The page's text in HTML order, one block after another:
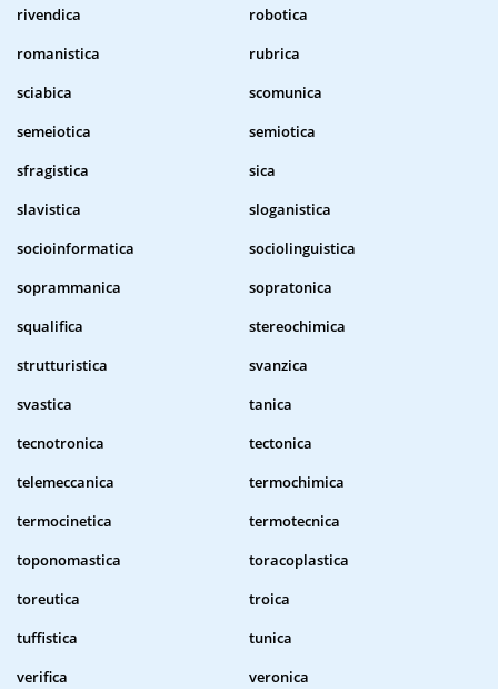
rivendica
robotica
romanistica
rubrica
sciabica
scomunica
semeiotica
semiotica
sfragistica
sica
slavistica
sloganistica
socioinformatica
sociolinguistica
soprammanica
sopratonica
squalifica
stereochimica
strutturistica
svanzica
svastica
tanica
tecnotronica
tectonica
telemeccanica
termochimica
termocinetica
termotecnica
toponomastica
toracoplastica
toreutica
troica
tuffistica
tunica
verifica
veronica